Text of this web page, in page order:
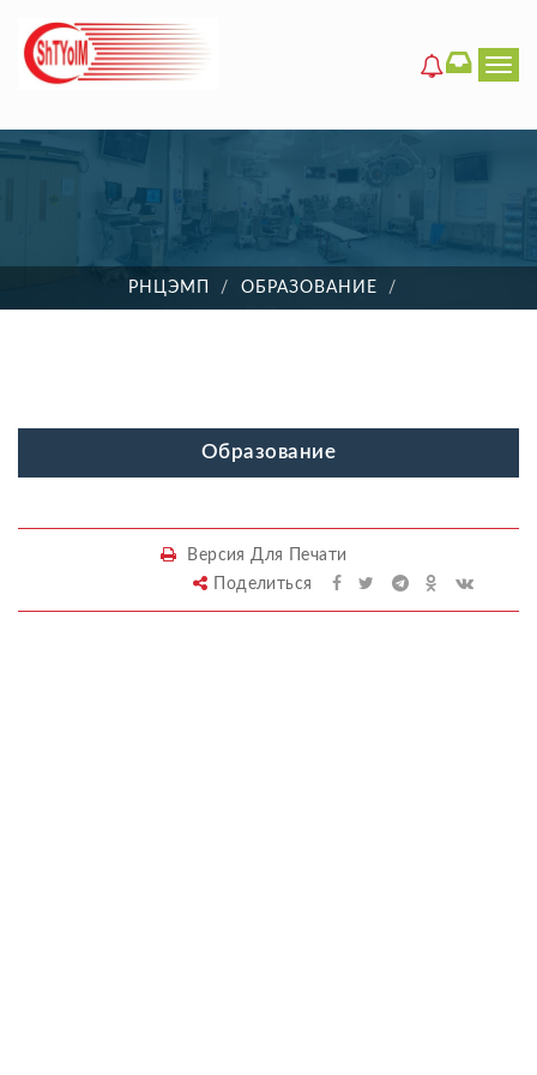
РНЦЭМП ОБРАЗОВАНИЕ
Образование
Версия Для Печати
Поделиться